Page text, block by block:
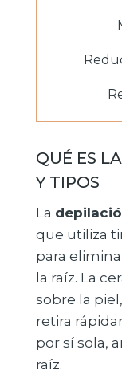
QUÉ ES
Y TIPOS
La
que utiliza
para
la raíz. La
sobre la
retira
por sí sola,
raíz.